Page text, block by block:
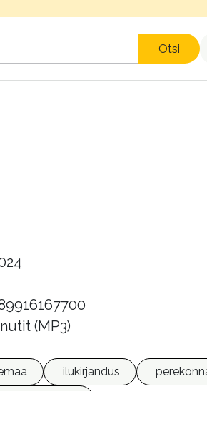
Otsi
(MP3)
ilukirjandus